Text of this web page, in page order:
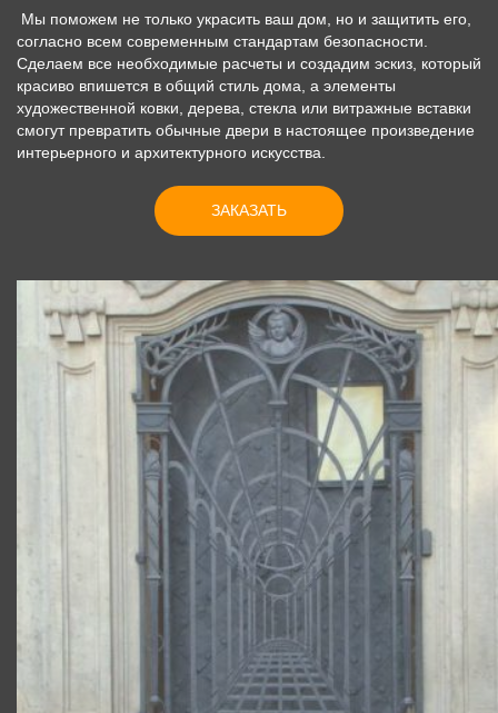
Мы поможем не только украсить ваш дом, но и защитить его,
согласно всем современным стандартам безопасности.
Сделаем все необходимые расчеты и создадим эскиз, который
красиво впишется в общий стиль дома, а элементы
художественной ковки, дерева, стекла или витражные вставки
смогут превратить обычные двери в настоящее произведение
интерьерного и архитектурного искусства.
ЗАКАЗАТЬ